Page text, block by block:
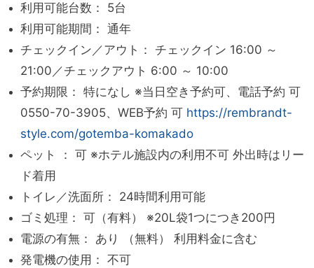
利用可能台数： 5台
利用可能期間： 通年
チェックイン／アウト： チェックイン 16:00 ～
21:00／チェックアウト 6:00 ～ 10:00
予約期限： 特になし ※当日空き予約可、電話予約 可
0550-70-3905、WEB予約 可 https://rembrandt-
style.com/gotemba-komakado
ペット ： 可 ※ホテル施設内の利用不可 外出時はリー
ド着用
トイレ／洗面所： 24時間利用可能
ゴミ処理： 可（有料） ※20L袋1つにつき200円
電源の有無： あり （無料） 利用料金に含む
発電機の使用： 不可